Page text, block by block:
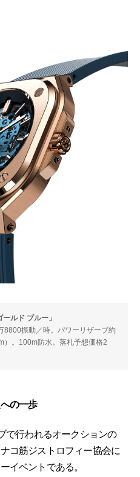
ルド ブルー」
振動／時。パワーリザーブ約
）。100m防水。落札予想価格2
の一歩
で行われるオークションの
コ筋ジストロフィー協会に
イベントである。